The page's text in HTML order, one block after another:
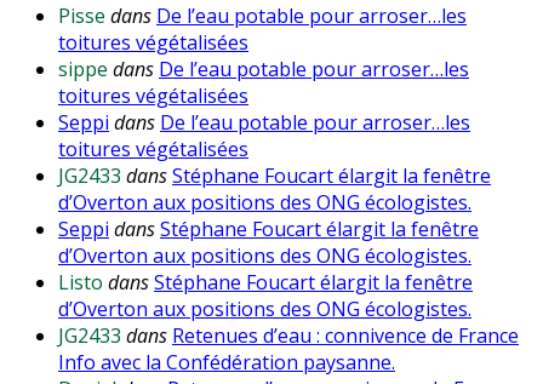
Pisse dans De l’eau potable pour arroser…les
toitures végétalisées
sippe dans De l’eau potable pour arroser…les
toitures végétalisées
Seppi dans De l’eau potable pour arroser…les
toitures végétalisées
JG2433 dansStéphane Foucart élargit la fenêtre
d’Overton aux positions des ONG écologistes.
Seppi dansStéphane Foucart élargit la fenêtre
d’Overton aux positions des ONG écologistes.
Listo dansStéphane Foucart élargit la fenêtre
d’Overton aux positions des ONG écologistes.
JG2433 dans Retenues d’eau : connivence de France
Info avec la Confédération paysanne.